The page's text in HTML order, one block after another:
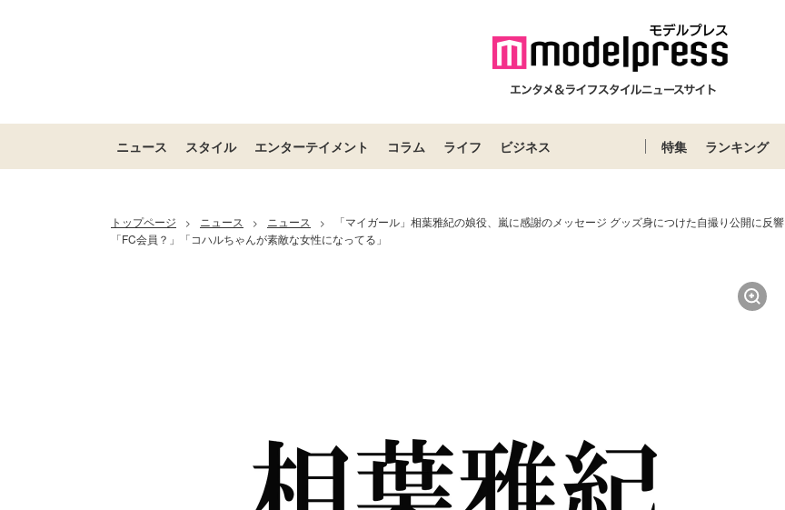
ニュース スタイル エンターテイメント コラム ライフ ビジネス 特集 ランキング
トップページ > ニュース > ニュース >
「マイガール」相葉雅紀の娘役、嵐に感謝のメッセージ グッズ身につけた自撮り公開に反響
「FC会員？」「コハルちゃんが素敵な女性になってる」